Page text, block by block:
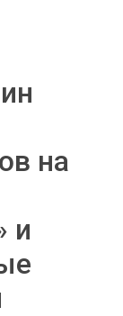
на
и